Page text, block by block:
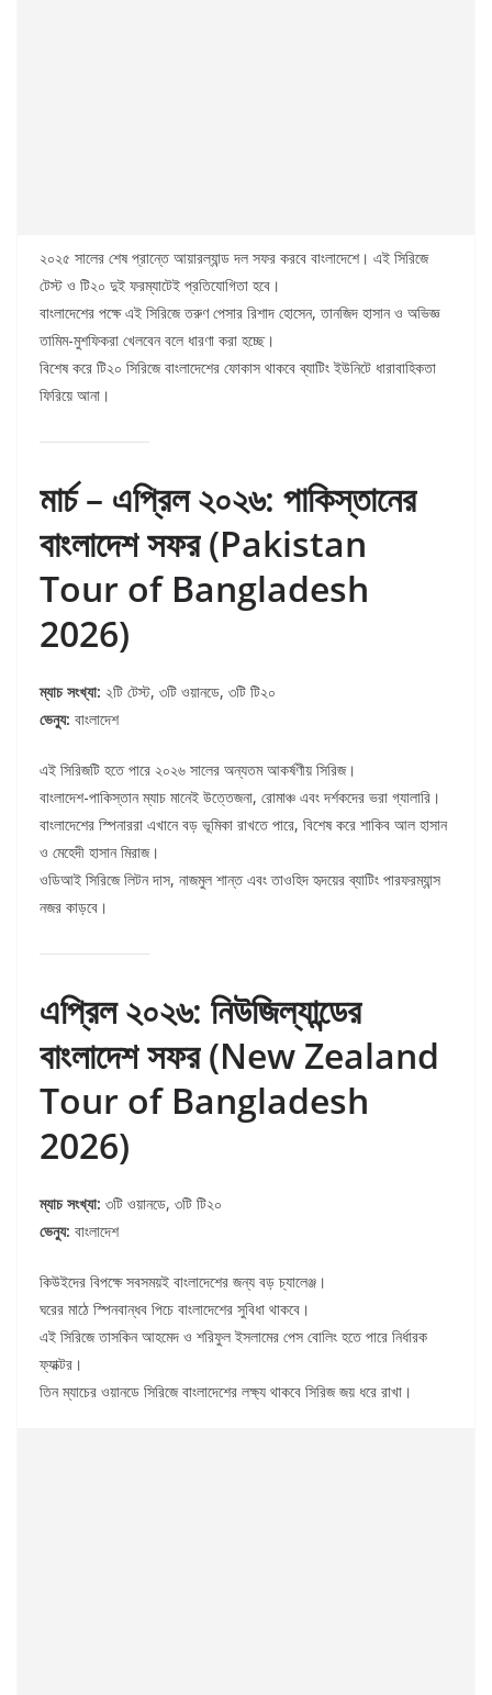
২০২৫ সালের শেষ প্রান্তে আয়ারল্যান্ড দল সফর করবে বাংলাদেশে। এই সিরিজে
টেস্ট ও টি২০ দুই ফরম্যাটেই প্রতিযোগিতা হবে।
বাংলাদেশের পক্ষে এই সিরিজে তরুণ পেসার রিশাদ হোসেন, তানজিদ হাসান ও অভিজ্ঞ
তামিম-মুশফিকরা খেলবেন বলে ধারণা করা হচ্ছে।
বিশেষ করে টি২০ সিরিজে বাংলাদেশের ফোকাস থাকবে ব্যাটিং ইউনিটে ধারাবাহিকতা
ফিরিয়ে আনা।
মার্চ – এপ্রিল ২০২৬: পাকিস্তানের
বাংলাদেশ সফর (Pakistan
Tour of Bangladesh
2026)
ম্যাচ সংখ্যা: ২টি টেস্ট, ৩টি ওয়ানডে, ৩টি টি২০
ভেন্যু: বাংলাদেশ
এই সিরিজটি হতে পারে ২০২৬ সালের অন্যতম আকর্ষণীয় সিরিজ।
বাংলাদেশ-পাকিস্তান ম্যাচ মানেই উত্তেজনা, রোমাঞ্চ এবং দর্শকদের ভরা গ্যালারি।
বাংলাদেশের স্পিনাররা এখানে বড় ভূমিকা রাখতে পারে, বিশেষ করে শাকিব আল হাসান
ও মেহেদী হাসান মিরাজ।
ওডিআই সিরিজে লিটন দাস, নাজমুল শান্ত এবং তাওহিদ হৃদয়ের ব্যাটিং পারফরম্যান্স
নজর কাড়বে।
এপ্রিল ২০২৬: নিউজিল্যান্ডের
বাংলাদেশ সফর (New Zealand
Tour of Bangladesh
2026)
ম্যাচ সংখ্যা: ৩টি ওয়ানডে, ৩টি টি২০
ভেন্যু: বাংলাদেশ
কিউইদের বিপক্ষে সবসময়ই বাংলাদেশের জন্য বড় চ্যালেঞ্জ।
ঘরের মাঠে স্পিনবান্ধব পিচে বাংলাদেশের সুবিধা থাকবে।
এই সিরিজে তাসকিন আহমেদ ও শরিফুল ইসলামের পেস বোলিং হতে পারে নির্ধারক
ফ্যাক্টর।
তিন ম্যাচের ওয়ানডে সিরিজে বাংলাদেশের লক্ষ্য থাকবে সিরিজ জয় ধরে রাখা।